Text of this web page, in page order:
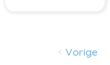
Vorige